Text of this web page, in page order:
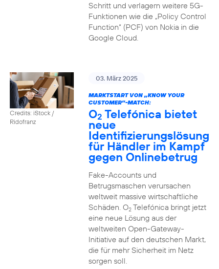
Schritt und verlagern weitere 5G-
Funktionen wie die „Policy Control
Function“ (PCF) von Nokia in die
Google Cloud.
Credits: iStock /
Ridofranz
03. März 2025
MARKTSTART VON „KNOW YOUR
CUSTOMER”-MATCH:
O2 Telefónica bietet
neue
Identifizierungslösung
für Händler im Kampf
gegen Onlinebetrug
Fake-Accounts und
Betrugsmaschen verursachen
weltweit massive wirtschaftliche
Schäden. O2Telefónica bringt jetzt
eine neue Lösung aus der
weltweiten Open-Gateway-
Initiative auf den deutschen Markt,
die für mehr Sicherheit im Netz
sorgen soll.